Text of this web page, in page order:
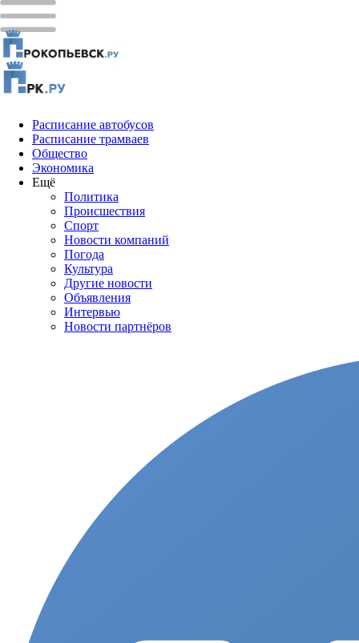
Расписание автобусов
Расписание трамваев
Общество
Экономика
Ещё
Политика
Проиcшествия
Спорт
Новости компаний
Погода
Культура
Другие новости
Объявления
Интервью
Новости партнёров